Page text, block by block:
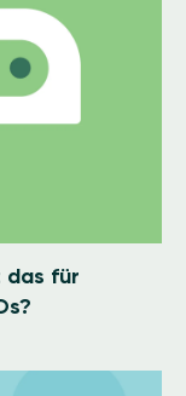
das für